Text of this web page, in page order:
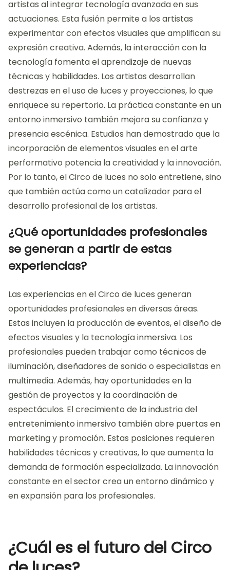
luces potencia la visibilidad y el crecimiento
artístico.
¿Cómo mejora el Circo de luces las
habilidades de los artistas?
El Circo de luces mejora las habilidades de los
artistas al integrar tecnología avanzada en sus
actuaciones. Esta fusión permite a los artistas
experimentar con efectos visuales que amplifican su
expresión creativa. Además, la interacción con la
tecnología fomenta el aprendizaje de nuevas
técnicas y habilidades. Los artistas desarrollan
destrezas en el uso de luces y proyecciones, lo que
enriquece su repertorio. La práctica constante en un
presencia escénica. Estudios han demostrado que la
incorporación de elementos visuales en el arte
performativo potencia la creatividad y la innovación.
que también actúa como un catalizador para el
desarrollo profesional de los artistas.
¿Qué oportunidades profesionales
se generan a partir de estas
experiencias?
Las experiencias en el Circo de luces generan
oportunidades profesionales en diversas áreas.
Estas incluyen la producción de eventos, el diseño de
efectos visuales y la tecnología inmersiva. Los
profesionales pueden trabajar como técnicos de
iluminación, diseñadores de sonido o especialistas en
multimedia. Además, hay oportunidades en la
gestión de proyectos y la coordinación de
marketing y promoción. Estas posiciones requieren
habilidades técnicas y creativas, lo que aumenta la